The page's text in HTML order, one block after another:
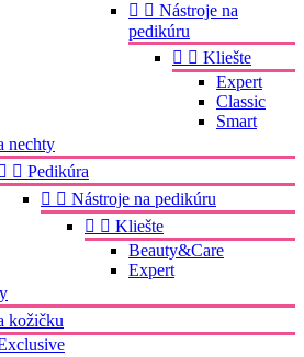
  Nástroje na
pedikúru
  Kliešte
Expert
Classic
Smart
nechty
  Pedikúra
  Nástroje na pedikúru
  Kliešte
Beauty&Care
Expert
kožičku